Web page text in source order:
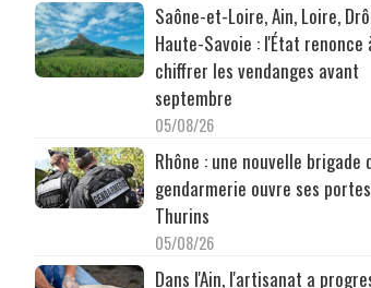
Saône-et-Loire, Ain, Loire,
Haute-Savoie : l'État renonce
chiffrer les vendanges avant
septembre
05/08/26
Rhône : une nouvelle brigade
gendarmerie ouvre ses
Thurins
05/08/26
Dans l'Ain, l'artisanat a